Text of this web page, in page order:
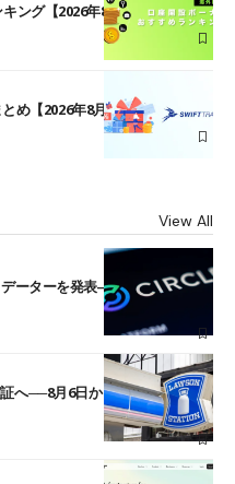
ング【2026年8月最新】
め【2026年8月最新】
View All
データーを発表――ブラックロッ
へ──8月6日からJPYCやUSDC対